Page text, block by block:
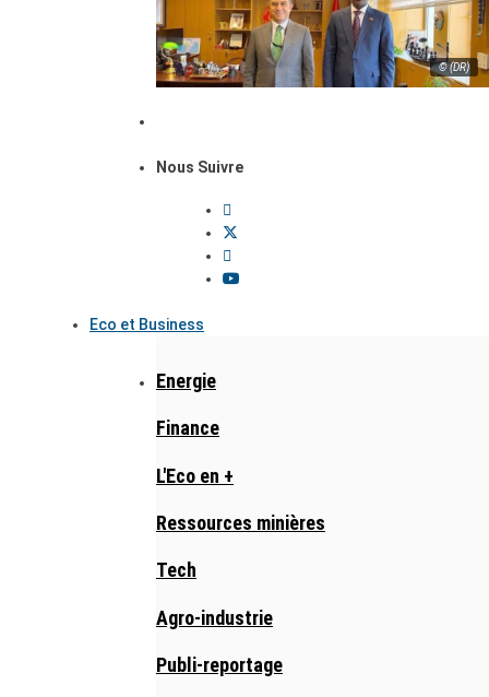
© (DR)
Nous Suivre
Eco et Business
Energie
Finance
L'Eco en +
Ressources minières
Tech
Agro-industrie
Publi-reportage